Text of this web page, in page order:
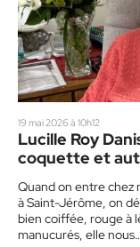
19 mai 2026 à 10h12
Lucille Roy
coquette et
Quand on entre chez
à Saint-Jérôme, on
bien coiffée, rouge à
manucurés, elle